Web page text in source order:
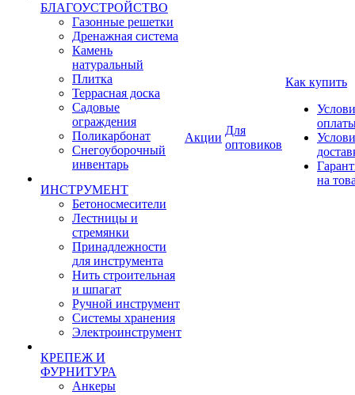
БЛАГОУСТРОЙСТВО
Газонные решетки
Дренажная система
Камень
натуральный
Плитка
Террасная доска
Садовые
ограждения
Поликарбонат
Снегоуборочный
инвентарь
ИНСТРУМЕНТ
Бетоносмесители
Лестницы и
стремянки
Принадлежности
для инструмента
Нить строительная
и шпагат
Ручной инструмент
Системы хранения
Электроинструмент
КРЕПЕЖ И
ФУРНИТУРА
Анкеры
Акции
Для
оптовиков
Как купить
на